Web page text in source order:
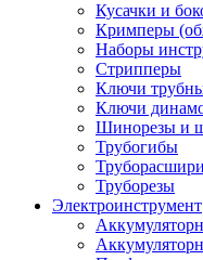
Кусачки и
Кримперы
Наборы
Стрипперы
Ключи
Ключи
Шинорезы и
Трубогибы
Труборезы
Электроинструмент